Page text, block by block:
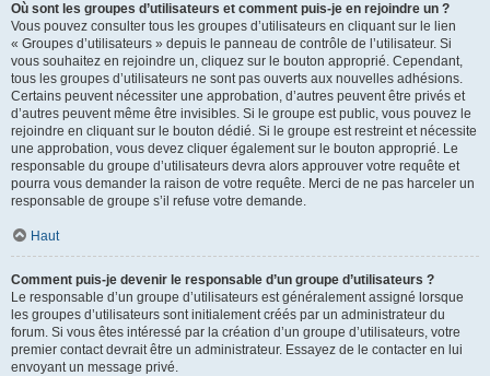
Où sont les groupes d’utilisateurs et comment puis-je en rejoindre un ?
Vous pouvez consulter tous les groupes d’utilisateurs en cliquant sur le lien
« Groupes d’utilisateurs » depuis le panneau de contrôle de l’utilisateur. Si
vous souhaitez en rejoindre un, cliquez sur le bouton approprié. Cependant,
tous les groupes d’utilisateurs ne sont pas ouverts aux nouvelles adhésions.
Certains peuvent nécessiter une approbation, d’autres peuvent être privés et
d’autres peuvent même être invisibles. Si le groupe est public, vous pouvez le
rejoindre en cliquant sur le bouton dédié. Si le groupe est restreint et nécessite
une approbation, vous devez cliquer également sur le bouton approprié. Le
responsable du groupe d’utilisateurs devra alors approuver votre requête et
pourra vous demander la raison de votre requête. Merci de ne pas harceler un
responsable de groupe s’il refuse votre demande.
Haut
Comment puis-je devenir le responsable d’un groupe d’utilisateurs ?
Le responsable d’un groupe d’utilisateurs est généralement assigné lorsque
les groupes d’utilisateurs sont initialement créés par un administrateur du
forum. Si vous êtes intéressé par la création d’un groupe d’utilisateurs, votre
premier contact devrait être un administrateur. Essayez de le contacter en lui
envoyant un message privé.